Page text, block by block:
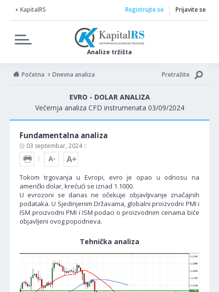
KapitalRS
Analize tržišta
Registrujte se Prijavite se
Početna Dnevna analiza Pretražite
EVRO - DOLAR ANALIZA
Večernja analiza CFD instrumenata 03/09/2024
Fundamentalna analiza
03 septembar, 2024
Tokom trgovanja u Evropi, evro je opao u odnosu na
američki dolar, krećući se iznad 1.1000.
U evrozoni se danas ne očekuje objavljivanje značajnih
podataka. U Sjedinjenim Državama, globalni proizvodni PMI i
ISM proizvodni PMI i ISM podaci o proizvodnim cenama biće
objavljeni ovog popodneva.
Tehnička analiza